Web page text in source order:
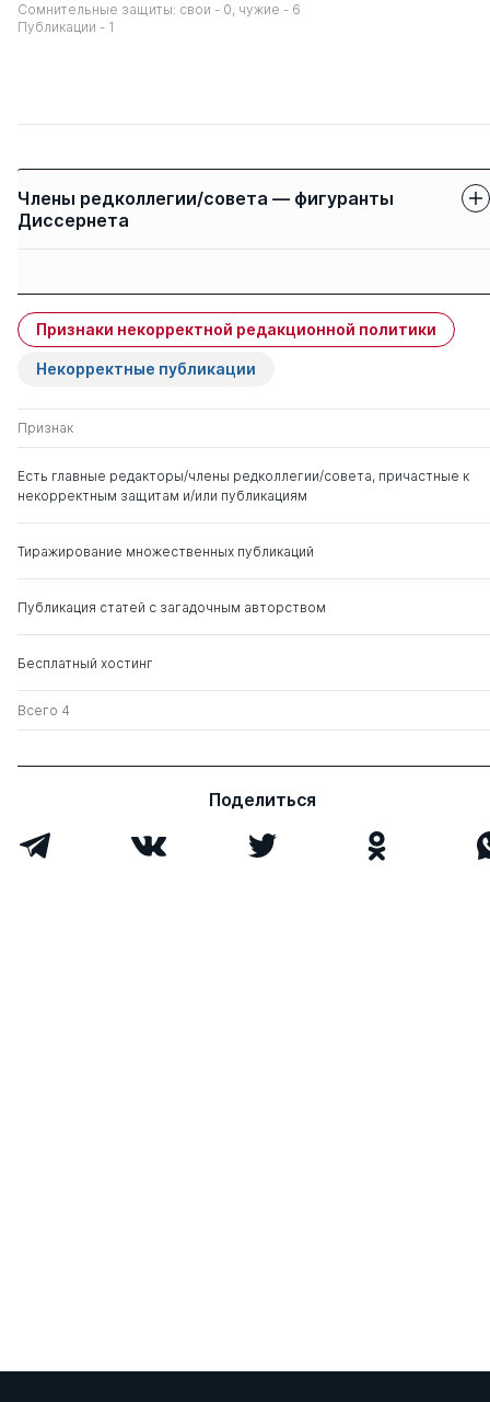
Сомнительные защиты: свои - 0, чужие - 6
Публикации - 1
Члены редколлегии/совета — фигуранты
Диссернета
Петров Владимир
Николаевич
д. соц.н. 0 5
Маршак Аркадий
Львович
Признаки некорректной редакционной политики
Некорректные публикации
Признак
Есть главные редакторы/члены редколлегии/совета, причастные к
некорректным защитам и/или публикациям
Тиражирование множественных публикаций
Публикация статей с загадочным авторством
Бесплатный хостинг
Всего 4
Поделиться